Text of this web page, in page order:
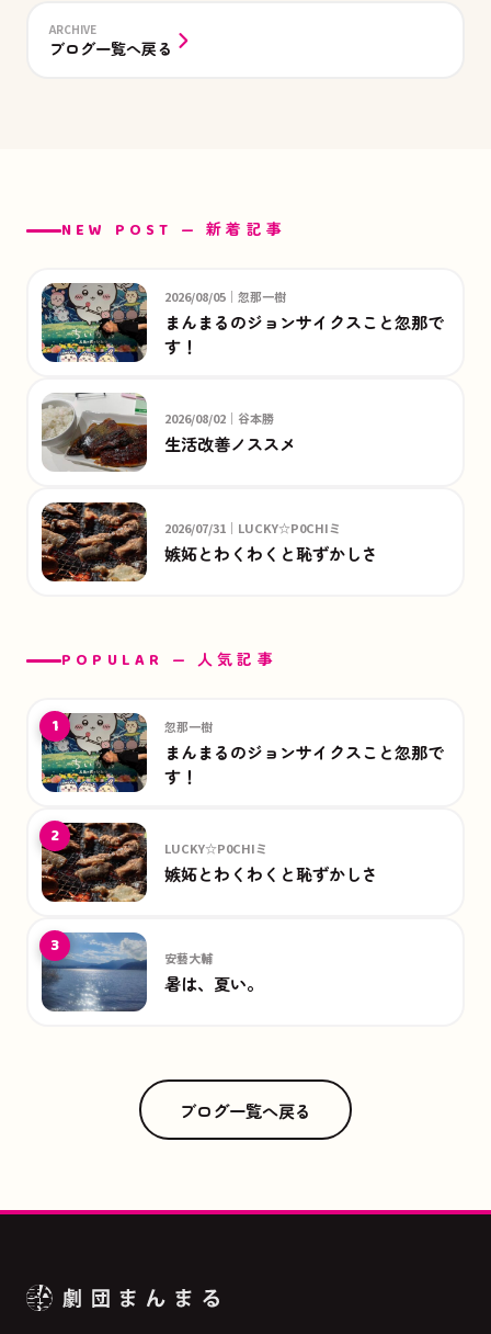
ARCHIVE
ブログ一覧へ戻る
NEW POST — 新着記事
2026/08/05｜忽那一樹
まんまるのジョンサイクスこと忽那で
す！
2026/08/02｜谷本勝
生活改善ノススメ
2026/07/31｜LUCKY☆P0CHIミ
嫉妬とわくわくと恥ずかしさ
POPULAR — 人気記事
1 忽那一樹
まんまるのジョンサイクスこと忽那で
す！
2 LUCKY☆P0CHIミ
嫉妬とわくわくと恥ずかしさ
3 安藝大輔
暑は、夏い。
ブログ一覧へ戻る